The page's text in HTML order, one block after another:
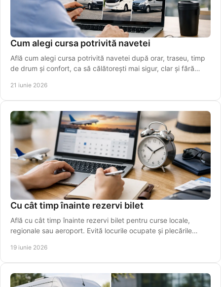
Cum alegi cursa potrivită navetei
Află cum alegi cursa potrivită navetei după orar, traseu, timp
de drum și confort, ca să călătorești mai sigur, clar și fără
21 iunie 2026
Cu cât timp înainte rezervi bilet
Află cu cât timp înainte rezervi bilet pentru curse locale,
regionale sau aeroport. Evită locurile ocupate și plecările
19 iunie 2026